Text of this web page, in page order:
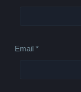
Email*